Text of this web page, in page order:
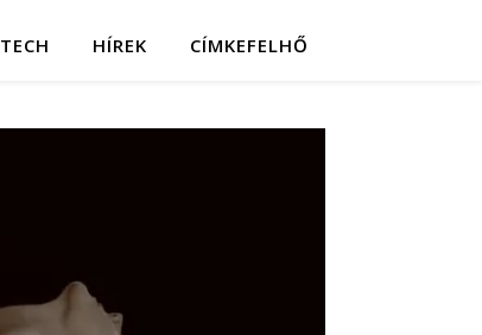
TECH HÍREK CÍMKEFELHŐ